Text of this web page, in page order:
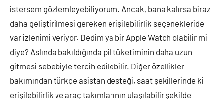
istersem gözlemleyebiliyorum. Ancak, bana kalırsa biraz
daha geliştirilmesi gereken erişilebilirlik seçenekleride
var izlenimi veriyor. Dedim ya bir Apple Watch olabilir mi
diye? Aslında bakıldığında pil tüketiminin daha uzun
gitmesi sebebiyle tercih edilebilir. Diğer özellikler
bakımından türkçe asistan desteği, saat şekillerinde ki
erişilebilirlik ve araç takımlarının ulaşılabilir şekilde